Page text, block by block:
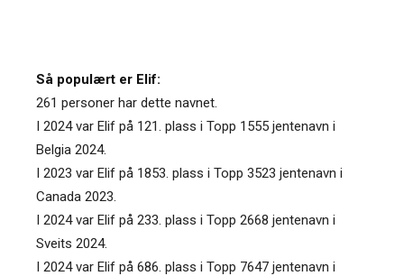
Så populært er Elif:
261 personer har dette navnet.
I 2024 var Elif på 121. plass i Topp 1555 jentenavn i
Belgia 2024.
I 2023 var Elif på 1853. plass i Topp 3523 jentenavn i
Canada 2023.
I 2024 var Elif på 233. plass i Topp 2668 jentenavn i
Sveits 2024.
I 2024 var Elif på 686. plass i Topp 7647 jentenavn i